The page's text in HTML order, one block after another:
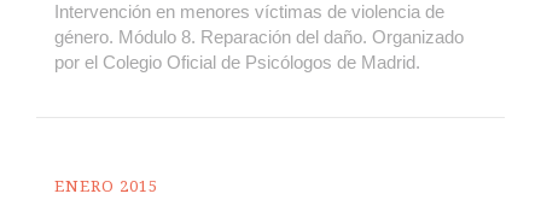
Intervención en menores víctimas de violencia de
género. Módulo 8. Reparación del daño. Organizado
por el Colegio Oficial de Psicólogos de Madrid.
ENERO 2015